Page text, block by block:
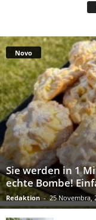
Novo
Sie werden in 1
echte Bombe!
Redaktion - 25 Novembra,